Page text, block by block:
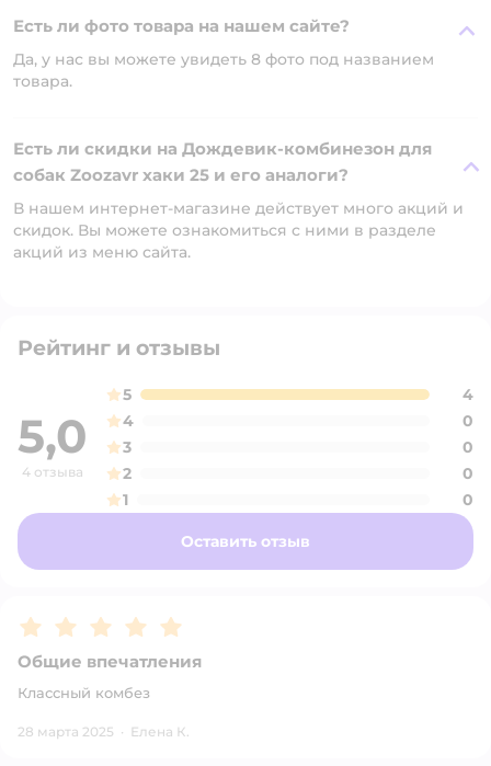
Есть ли фото товара на нашем сайте?
Да, у нас вы можете увидеть 8 фото под названием
товара.
Есть ли скидки на Дождевик-комбинезон для
собак Zoozavr хаки 25 и его аналоги?
В нашем интернет-магазине действует много акций и
скидок. Вы можете ознакомиться с ними в разделе
акций из меню сайта.
Рейтинг и отзывы
5,0
4 отзыва
5
4
4
0
3
0
2
0
1
0
Оставить отзыв
Рейтинг:5
Общие впечатления
Классный комбез
28 марта 2025 · Елена К.